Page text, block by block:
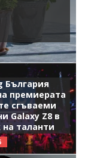
България
премиерата
сгъваеми
Galaxy Z8 в
на таланти